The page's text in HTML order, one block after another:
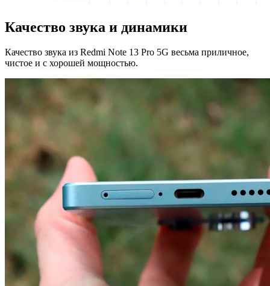
Качество звука и динамики
Качество звука из Redmi Note 13 Pro 5G весьма приличное,
чистое и с хорошей мощностью.